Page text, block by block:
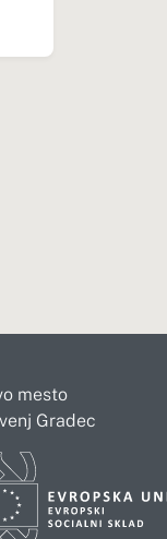
mesto
Gradec